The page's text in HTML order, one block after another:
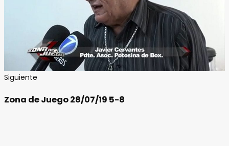
Siguiente
Zona de Juego 28/07/19 5-8